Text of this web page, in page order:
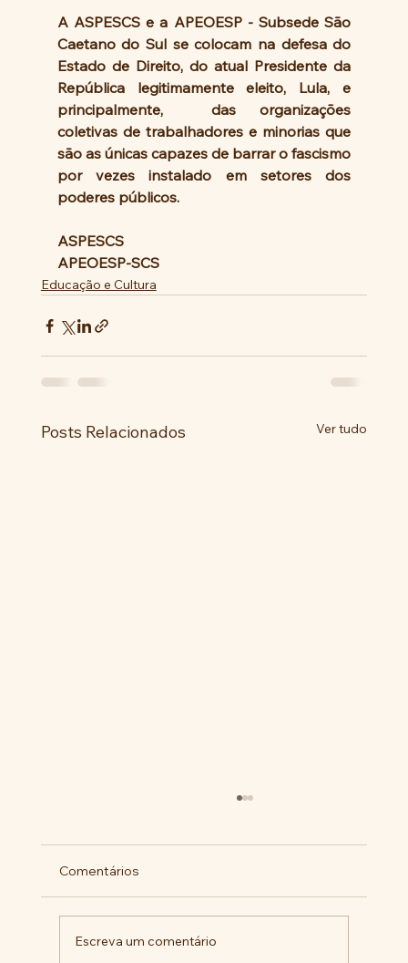
A ASPESCS e a APEOESP - Subsede São
Caetano do Sul se colocam na defesa do
Estado de Direito, do atual Presidente da
República legitimamente eleito, Lula, e
principalmente,  das organizações
coletivas de trabalhadores e minorias que
são as únicas capazes de barrar o fascismo
por vezes instalado em setores dos
poderes públicos.
ASPESCS
APEOESP-SCS
Educação e Cultura
Posts Relacionados Ver tudo
Comentários
Escreva um comentário